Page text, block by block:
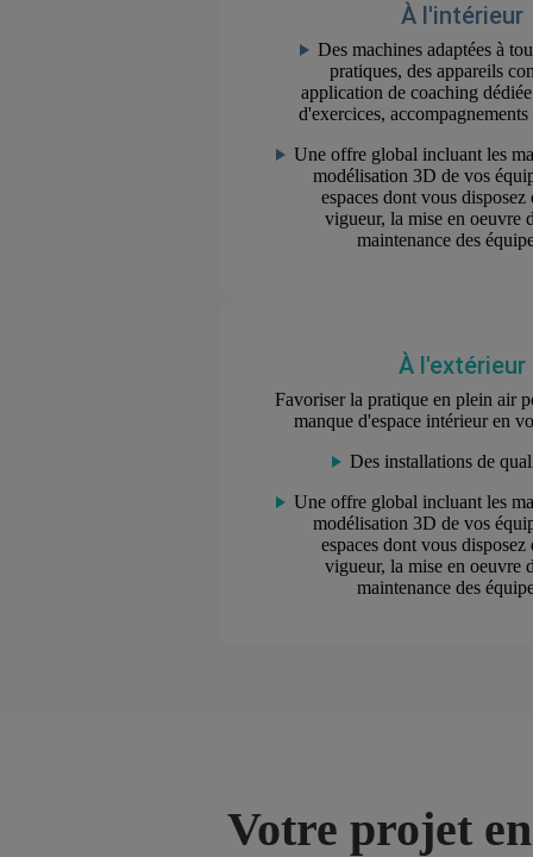
À l'intérieur
Des machines adaptées à
pratiques, des appareils
application de coaching
d'exercices,
Une offre global incluant les
modélisation 3D de vos
espaces dont vous disposez
vigueur, la mise en oeuvre
maintenance des
À l'extérieur
Favoriser la pratique en plein air
manque d'espace intérieur en
Des installations de
Une offre global incluant les
modélisation 3D de vos
espaces dont vous disposez
vigueur, la mise en oeuvre
maintenance des
Votre projet